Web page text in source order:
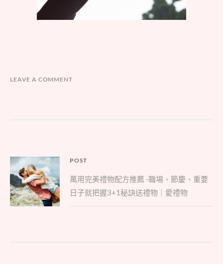
LEAVE A COMMENT
文
章
導
覽
POST
Parent
post:
萬用完美禮物配方推薦 -職場、節慶、重要
日子就把握3+1秘訣送禮物｜愛禮物